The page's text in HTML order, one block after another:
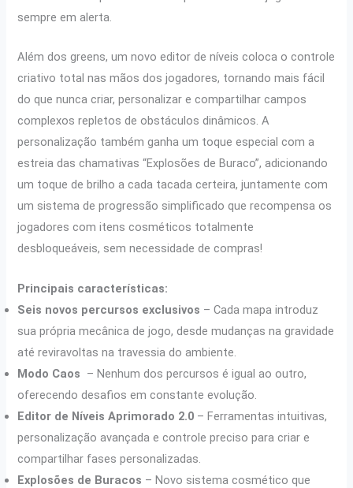
sempre em alerta.
Além dos greens, um novo editor de níveis coloca o controle
criativo total nas mãos dos jogadores, tornando mais fácil
do que nunca criar, personalizar e compartilhar campos
complexos repletos de obstáculos dinâmicos. A
personalização também ganha um toque especial com a
estreia das chamativas “Explosões de Buraco”, adicionando
um toque de brilho a cada tacada certeira, juntamente com
um sistema de progressão simplificado que recompensa os
jogadores com itens cosméticos totalmente
desbloqueáveis, sem necessidade de compras!
Principais características:
Seis novos percursos exclusivos – Cada mapa introduz
sua própria mecânica de jogo, desde mudanças na gravidade
até reviravoltas na travessia do ambiente.
Modo Caos – Nenhum dos percursos é igual ao outro,
oferecendo desafios em constante evolução.
Editor de Níveis Aprimorado 2.0 – Ferramentas intuitivas,
personalização avançada e controle preciso para criar e
compartilhar fases personalizadas.
Explosões de Buracos – Novo sistema cosmético que